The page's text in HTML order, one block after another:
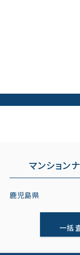
マンション
鹿児島県
一括